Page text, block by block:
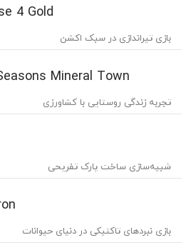
4 Gold
بازی تیراندازی در سبک اکشن
Mineral Town
تجربه زندگی روستایی با کشاورزی
شبیه‌سازی ساخت پارک تفریحی
بازی نبردهای تاکتیکی در دنیای حیوانات